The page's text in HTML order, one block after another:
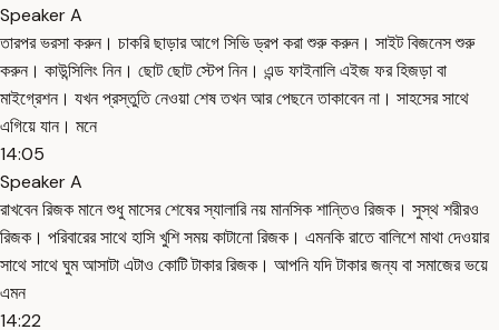
Speaker A
তারপর ভরসা করুন। চাকরি ছাড়ার আগে সিভি ড্রপ করা শুরু করুন। সাইট বিজনেস শুরু
করুন। কাউন্সিলিং নিন। ছোট ছোট স্টেপ নিন। এন্ড ফাইনালি এইজ ফর হিজড়া বা
মাইগ্রেশন। যখন প্রস্তুতি নেওয়া শেষ তখন আর পেছনে তাকাবেন না। সাহসের সাথে
এগিয়ে যান। মনে
14:05
Speaker A
রাখবেন রিজক মানে শুধু মাসের শেষের স্যালারি নয় মানসিক শান্তিও রিজক। সুস্থ শরীরও
রিজক। পরিবারের সাথে হাসি খুশি সময় কাটানো রিজক। এমনকি রাতে বালিশে মাথা দেওয়ার
সাথে সাথে ঘুম আসাটা এটাও কোটি টাকার রিজক। আপনি যদি টাকার জন্য বা সমাজের ভয়ে
এমন
14:22